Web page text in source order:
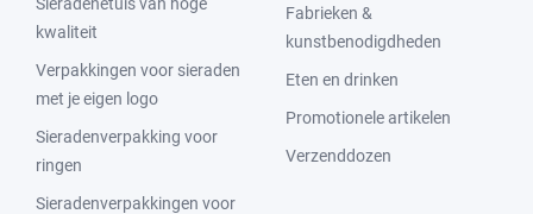
kwaliteit
Verpakkingen voor sieraden
met je eigen logo
Sieradenverpakking voor
ringen
Sieradenverpakkingen voor
Fabrieken &
kunstbenodigdheden
Eten en drinken
Promotionele artikelen
Verzenddozen